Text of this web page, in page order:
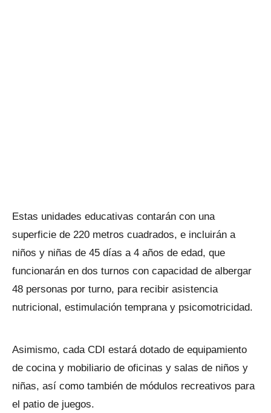
Estas unidades educativas contarán con una
superficie de 220 metros cuadrados, e incluirán a
niños y niñas de 45 días a 4 años de edad, que
funcionarán en dos turnos con capacidad de albergar
48 personas por turno, para recibir asistencia
nutricional, estimulación temprana y psicomotricidad.
Asimismo, cada CDI estará dotado de equipamiento
de cocina y mobiliario de oficinas y salas de niños y
niñas, así como también de módulos recreativos para
el patio de juegos.